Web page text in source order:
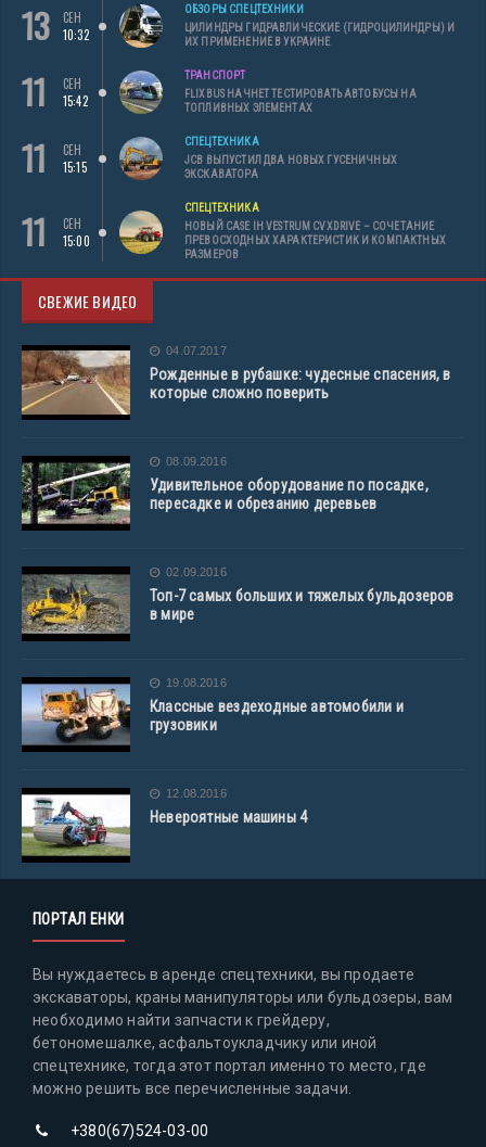
13
СЕН
10:32
ОБЗОРЫ СПЕЦТЕХНИКИ
ЦИЛИНДРЫ ГИДРАВЛИЧЕСКИЕ (ГИДРОЦИЛИНДРЫ) И
ИХ ПРИМЕНЕНИЕ В УКРАИНЕ
11
СЕН
15:42
ТРАНСПОРТ
FLIXBUS НАЧНЕТ ТЕСТИРОВАТЬ АВТОБУСЫ НА
ТОПЛИВНЫХ ЭЛЕМЕНТАХ
11
СЕН
15:15
СПЕЦТЕХНИКА
JCB ВЫПУСТИЛ ДВА НОВЫХ ГУСЕНИЧНЫХ
ЭКСКАВАТОРА
11
СЕН
15:00
СПЕЦТЕХНИКА
НОВЫЙ CASE IH VESTRUM CVXDRIVE – СОЧЕТАНИЕ
ПРЕВОСХОДНЫХ ХАРАКТЕРИСТИК И КОМПАКТНЫХ
РАЗМЕРОВ
СВЕЖИЕ ВИДЕО
04.07.2017
Рожденные в рубашке: чудесные спасения, в
которые сложно поверить
08.09.2016
Удивительное оборудование по посадке,
пересадке и обрезанию деревьев
02.09.2016
Топ-7 самых больших и тяжелых бульдозеров
в мире
19.08.2016
Классные вездеходные автомобили и
грузовики
12.08.2016
Невероятные машины 4
ПОРТАЛ ЕНКИ
Вы нуждаетесь в аренде спецтехники, вы продаете
экскаваторы, краны манипуляторы или бульдозеры, вам
необходимо найти запчасти к грейдеру,
бетономешалке, асфальтоукладчику или иной
спецтехнике, тогда этот портал именно то место, где
можно решить все перечисленные задачи.
+380(67)524-03-00